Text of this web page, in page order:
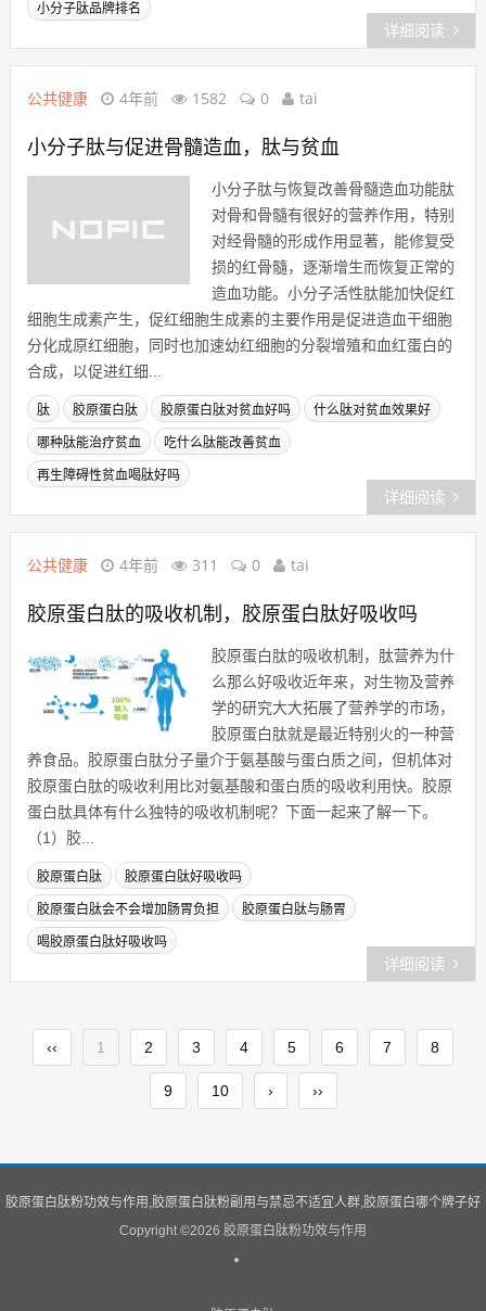
小分子肽品牌排名
详细阅读
公共健康 4年前 1582 0 tai
小分子肽与促进骨髓造血，肽与贫血
小分子肽与恢复改善骨髓造血功能肽
对骨和骨髓有很好的营养作用，特别
对经骨髓的形成作用显著，能修复受
损的红骨髓，逐渐增生而恢复正常的
造血功能。小分子活性肽能加快促红
细胞生成素产生，促红细胞生成素的主要作用是促进造血干细胞
分化成原红细胞，同时也加速幼红细胞的分裂增殖和血红蛋白的
合成，以促进红细...
肽 胶原蛋白肽 胶原蛋白肽对贫血好吗 什么肽对贫血效果好
哪种肽能治疗贫血 吃什么肽能改善贫血
再生障碍性贫血喝肽好吗
详细阅读
公共健康 4年前 311 0 tai
胶原蛋白肽的吸收机制，胶原蛋白肽好吸收吗
胶原蛋白肽的吸收机制，肽营养为什
么那么好吸收近年来，对生物及营养
学的研究大大拓展了营养学的市场，
胶原蛋白肽就是最近特别火的一种营
养食品。胶原蛋白肽分子量介于氨基酸与蛋白质之间，但机体对
胶原蛋白肽的吸收利用比对氨基酸和蛋白质的吸收利用快。胶原
蛋白肽具体有什么独特的吸收机制呢？下面一起来了解一下。
（1）胶...
胶原蛋白肽 胶原蛋白肽好吸收吗
胶原蛋白肽会不会增加肠胃负担 胶原蛋白肽与肠胃
喝胶原蛋白肽好吸收吗
详细阅读
‹‹ 1 2 3 4 5 6 7 8
9 10 › ››
胶原蛋白肽粉功效与作用,胶原蛋白肽粉副用与禁忌不适宜人群,胶原蛋白哪个牌子好
Copyright ©2026 胶原蛋白肽粉功效与作用